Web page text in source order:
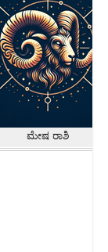
ಮೇಷ ರಾಶಿ